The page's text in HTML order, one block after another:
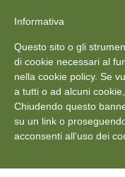
+39 011 18867102
Aceper
Vedi: Protezione
Informativa
Questo sito o gli
di cookie necessari al
nella cookie policy. Se
a tutti o ad alcuni
Chiudendo questo
su un link o
acconsenti all’uso dei